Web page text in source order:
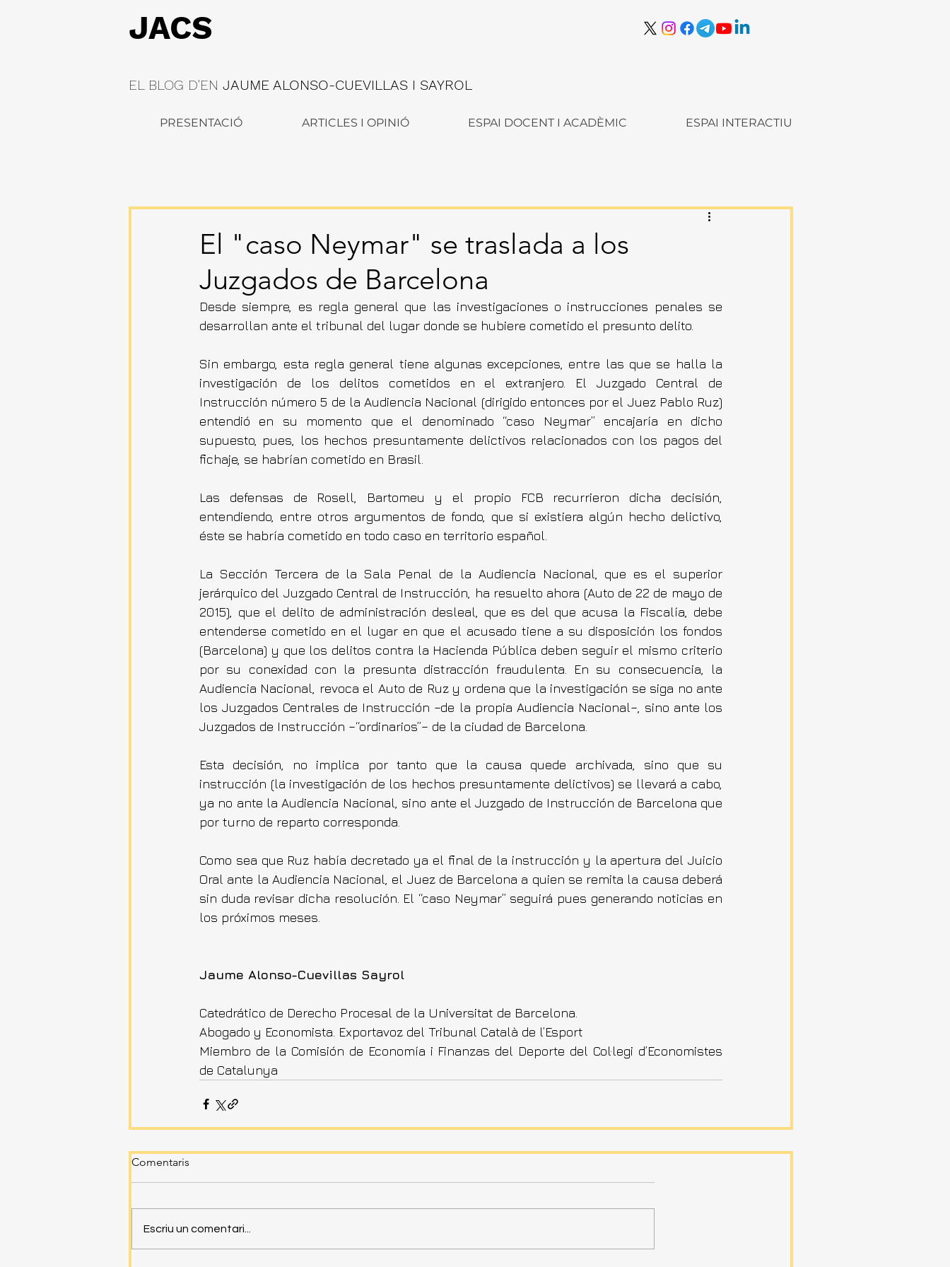
JACS
EL BLOG D'EN JAUME ALONSO-CUEVILLAS I SAYROL
PRESENTACIÓ ARTICLES I OPINIÓ ESPAI DOCENT I ACADÈMIC ESPAI INTERACTIU
El "caso Neymar" se traslada a los
Juzgados de Barcelona
Desde siempre, es regla general que las investigaciones o instrucciones penales se
desarrollan ante el tribunal del lugar donde se hubiere cometido el presunto delito.
Sin embargo, esta regla general tiene algunas excepciones, entre las que se halla la
investigación de los delitos cometidos en el extranjero. El Juzgado Central de
Instrucción número 5 de la Audiencia Nacional (dirigido entonces por el Juez Pablo Ruz)
entendió en su momento que el denominado “caso Neymar” encajaría en dicho
supuesto, pues, los hechos presuntamente delictivos relacionados con los pagos del
fichaje, se habrían cometido en Brasil.
Las defensas de Rosell, Bartomeu y el propio FCB recurrieron dicha decisión,
entendiendo, entre otros argumentos de fondo, que si existiera algún hecho delictivo,
éste se habría cometido en todo caso en territorio español.
La Sección Tercera de la Sala Penal de la Audiencia Nacional, que es el superior
jerárquico del Juzgado Central de Instrucción, ha resuelto ahora (Auto de 22 de mayo de
2015), que el delito de administración desleal, que es del que acusa la Fiscalía, debe
entenderse cometido en el lugar en que el acusado tiene a su disposición los fondos
(Barcelona) y que los delitos contra la Hacienda Pública deben seguir el mismo criterio
por su conexidad con la presunta distracción fraudulenta. En su consecuencia, la
Audiencia Nacional, revoca el Auto de Ruz y ordena que la investigación se siga no ante
los Juzgados Centrales de Instrucción –de la propia Audiencia Nacional­­–, sino ante los
Juzgados de Instrucción –“ordinarios”– de la ciudad de Barcelona.
Esta decisión, no implica por tanto que la causa quede archivada, sino que su
instrucción (la investigación de los hechos presuntamente delictivos) se llevará a cabo,
ya no ante la Audiencia Nacional, sino ante el Juzgado de Instrucción de Barcelona que
por turno de reparto corresponda.
Como sea que Ruz había decretado ya el final de la instrucción y la apertura del Juicio
Oral ante la Audiencia Nacional, el Juez de Barcelona a quien se remita la causa deberá
sin duda revisar dicha resolución. El “caso Neymar” seguirá pues generando noticias en
los próximos meses.
Jaume Alonso-Cuevillas Sayrol
Catedrático de Derecho Procesal de la Universitat de Barcelona.
Abogado y Economista. Exportavoz del Tribunal Català de l’Esport
Miembro de la Comisión de Economía i Finanzas del Deporte del Col·legi d’Economistes
de Catalunya
Comentaris
Escriu un comentari...